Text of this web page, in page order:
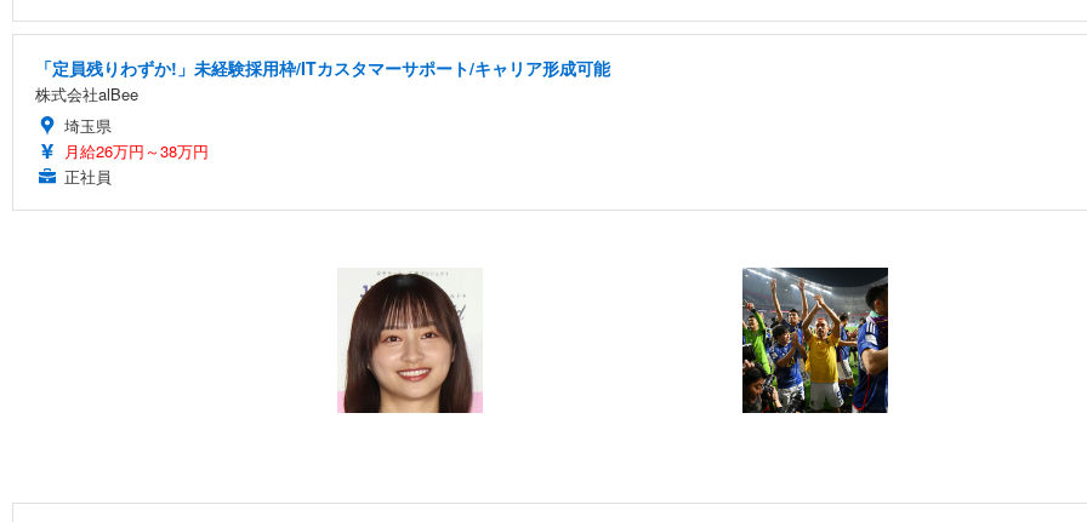
「定員残りわずか!」未経験採用枠/ITカスタマーサポート/キャリア形成可能
株式会社alBee
埼玉県
月給26万円～38万円
正社員